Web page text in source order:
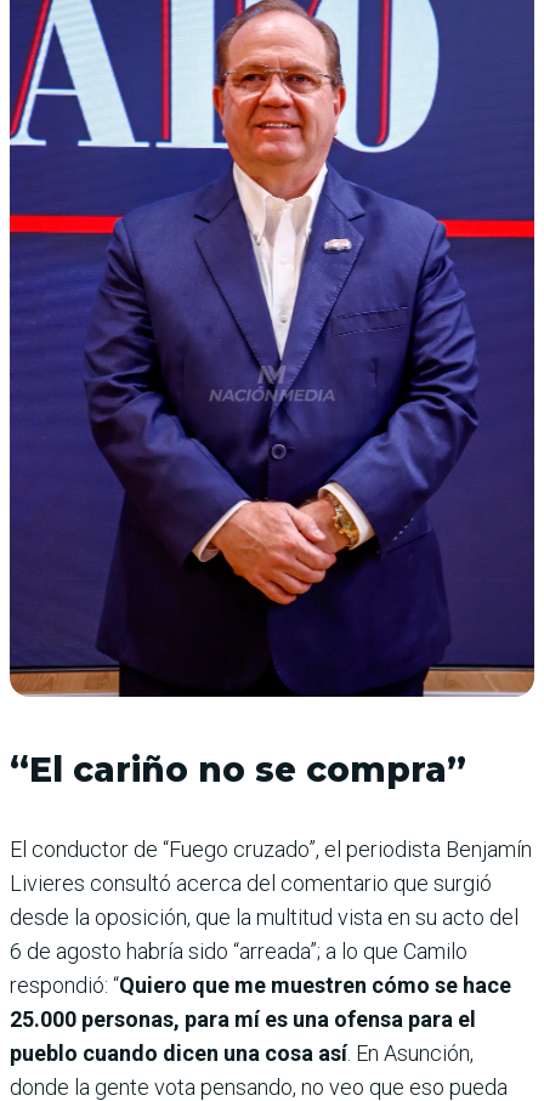
“El cariño no se compra”
El conductor de “Fuego cruzado”, el periodista Benjamín
Livieres consultó acerca del comentario que surgió
desde la oposición, que la multitud vista en su acto del
6 de agosto habría sido “arreada”; a lo que Camilo
respondió: “Quiero que me muestren cómo se hace
25.000 personas, para mí es una ofensa para el
pueblo cuando dicen una cosa así. En Asunción,
donde la gente vota pensando, no veo que eso pueda